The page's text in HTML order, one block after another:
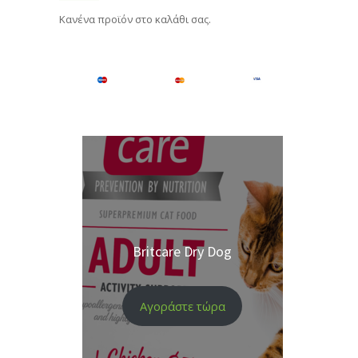
Κανένα προϊόν στο καλάθι σας.
Britcare Dry Dog
Αγοράστε τώρα